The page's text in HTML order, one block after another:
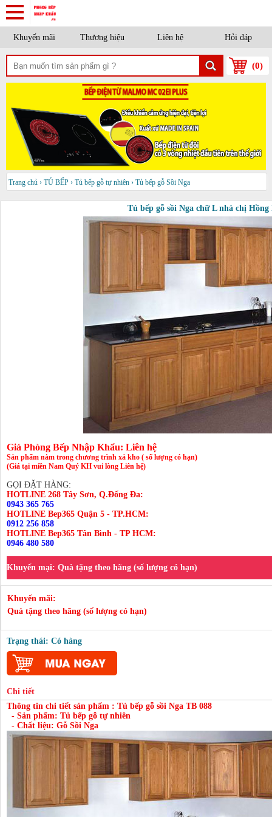
Khuyến mãi Thương hiệu Liên hệ Hỏi đáp
(0)
Trang chủ › TỦ BẾP › Tủ bếp gỗ tự nhiên › Tủ bếp gỗ Sồi Nga
Tủ bếp gỗ sồi Nga chữ L nhà chị
Giá Phòng Bếp Nhập Khẩu: Liên hệ
Sản phẩm nằm trong chương trình xả kho ( số lượng có hạn)
(Giá tại miền Nam Quý KH vui lòng Liên hệ)
GỌI ĐẶT HÀNG:
HOTLINE 268 Tây Sơn, Q.Đống Đa:
0943 365 765
HOTLINE Bep365 Quận 5 - TP.HCM:
0912 256 858
HOTLINE Bep365 Tân Bình - TP HCM:
0946 480 580
Khuyến mại: Quà tặng theo hãng (số lượng có hạn)
Khuyến mãi:
Quà tặng theo hãng (số lượng có hạn)
Trạng thái: Có hàng
Chi tiết
Thông tin chi tiết sản phẩm : Tủ bếp gỗ sồi Nga TB 088
- Sản phẩm: Tủ bếp gỗ tự nhiên
- Chất liệu: Gỗ Sồi Nga